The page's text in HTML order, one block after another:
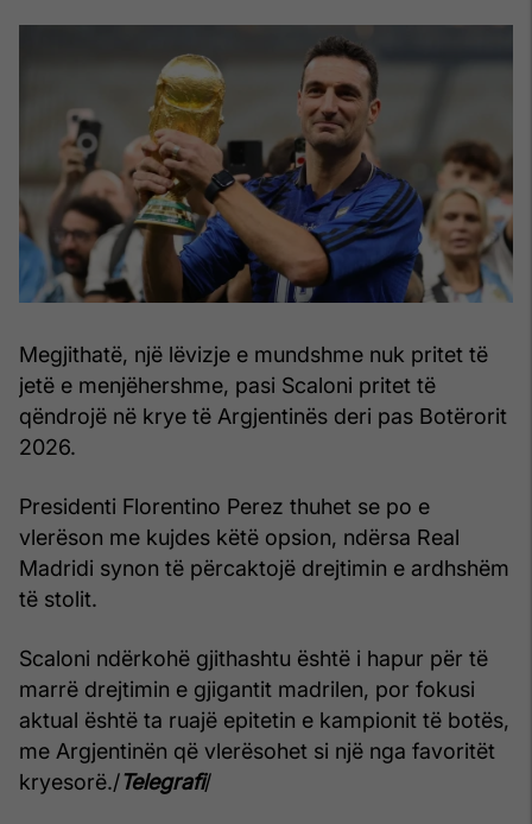
Megjithatë, një lëvizje e mundshme nuk pritet të
jetë e menjëhershme, pasi Scaloni pritet të
qëndrojë në krye të Argjentinës deri pas Botërorit
2026.
Presidenti Florentino Perez thuhet se po e
vlerëson me kujdes këtë opsion, ndërsa Real
Madridi synon të përcaktojë drejtimin e ardhshëm
të stolit.
Scaloni ndërkohë gjithashtu është i hapur për të
marrë drejtimin e gjigantit madrilen, por fokusi
aktual është ta ruajë epitetin e kampionit të botës,
me Argjentinën që vlerësohet si një nga favoritët
kryesorë./Telegrafi/